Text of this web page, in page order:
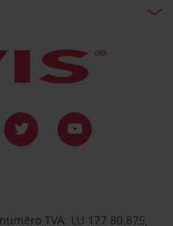
TVA: LU 177.80.875,